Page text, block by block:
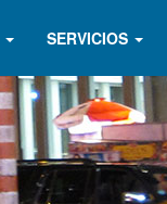
SERVICIOS